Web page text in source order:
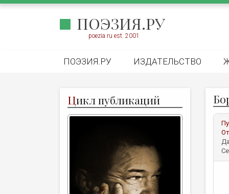
ПОЭЗИЯ.РУ
poezia.ru est. 2001
ПОЭЗИЯ.РУ ИЗДАТЕЛЬСТВО
Цикл публикаций